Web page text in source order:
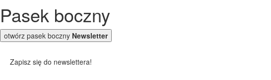
Pasek boczny
otwórz pasek boczny Newsletter
Zapisz się do newslettera!